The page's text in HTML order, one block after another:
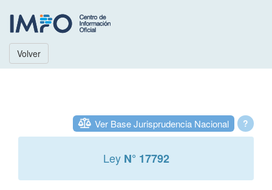
Volver
?
Ver Base Jurisprudencia Nacional
Ley N° 17792